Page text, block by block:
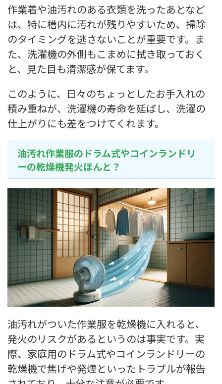
作業着や油汚れのある衣類を洗ったあとなど
は、特に槽内に汚れが残りやすいため、掃除
のタイミングを逃さないことが重要です。ま
た、洗濯機の外側もこまめに拭き取っておく
と、見た目も清潔感が保てます。
このように、日々のちょっとしたお手入れの
積み重ねが、洗濯機の寿命を延ばし、洗濯の
仕上がりにも差をつけてくれます。
油汚れ作業服のドラム式やコインランドリ
ーの乾燥機発火ほんと？
油汚れがついた作業服を乾燥機に入れると、
発火のリスクがあるというのは事実です。実
際、家庭用のドラム式やコインランドリーの
乾燥機で焦げや発煙といったトラブルが報告